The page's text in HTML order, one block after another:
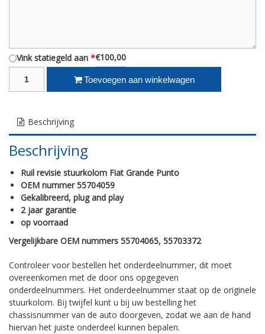
Vink statiegeld aan *€100,00
Ruil revisie stuurkolom Fiat Grande Punto OEM 55704059 aantal
Toevoegen aan winkelwagen
Beschrijving
Beschrijving
Ruil revisie stuurkolom Fiat Grande Punto
OEM nummer 55704059
Gekalibreerd, plug and play
2 jaar garantie
op voorraad
Vergelijkbare OEM nummers 55704065, 55703372
Controleer voor bestellen het onderdeelnummer, dit moet
overeenkomen met de door ons opgegeven
onderdeelnummers. Het onderdeelnummer staat op de originele
stuurkolom. Bij twijfel kunt u bij uw bestelling het
chassisnummer van de auto doorgeven, zodat we aan de hand
hiervan het juiste onderdeel kunnen bepalen.